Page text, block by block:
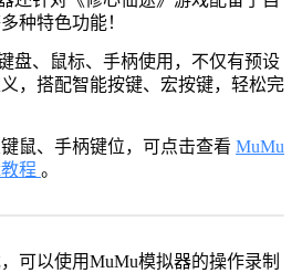
种特色功能！
盘、鼠标、手柄使用，不仅有预设
，搭配智能按键、宏按键，轻松完
鼠、手柄键位，可点击查看 MuMu
程 。
可以使用MuMu模拟器的操作录制